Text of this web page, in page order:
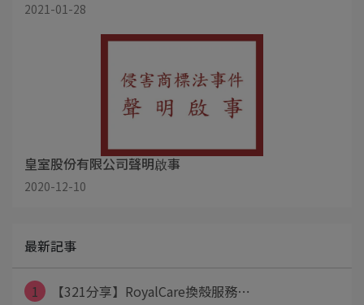
2021-01-28
皇室股份有限公司聲明啟事
2020-12-10
最新記事
1
【321分享】RoyalCare換殼服務⋯